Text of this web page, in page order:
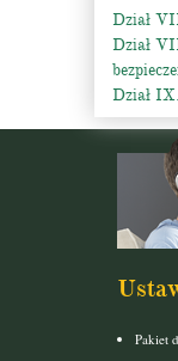
Dział
Dział
Dział
Pakiet